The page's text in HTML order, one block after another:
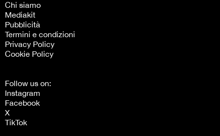
Chi siamo
Mediakit
Pubblicità
Termini e condizioni
Privacy Policy
Cookie Policy
Follow us on:
Instagram
Facebook
X
TikTok